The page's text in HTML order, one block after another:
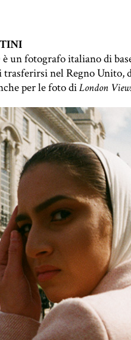
un fotografo italiano di
trasferirsi nel Regno
per le foto diLondon View.